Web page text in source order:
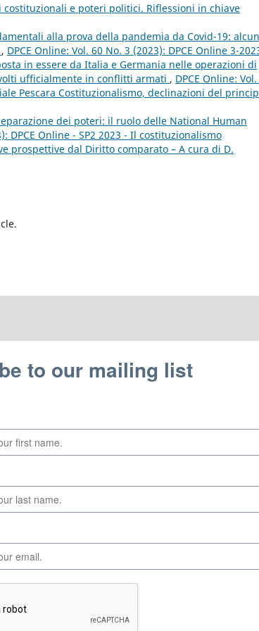
costituzionali e poteri politici. Riflessioni in chiave
alla prova della pandemia da Covid-19:
, DPCE Online: Vol. 60 No. 3 (2023): DPCE Online 3-
in essere da Italia e Germania nelle operazioni di
ufficialmente in conflitti armati , DPCE Online: Vol.
Pescara Costituzionalismo, declinazioni del
dei poteri: il ruolo delle National Human
DPCE Online - SP2 2023 - Il costituzionalismo
prospettive dal Diritto comparato – A cura di D.